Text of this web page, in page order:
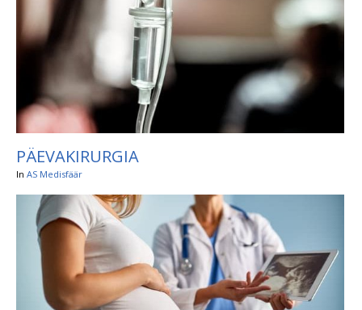
PÄEVAKIRURGIA
InAS Medisfäär